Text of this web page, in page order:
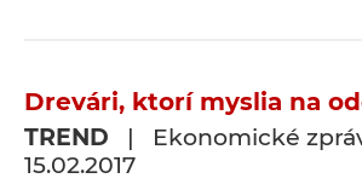
Drevári, ktorí myslia na
TREND | Ekonomické
15.02.2017